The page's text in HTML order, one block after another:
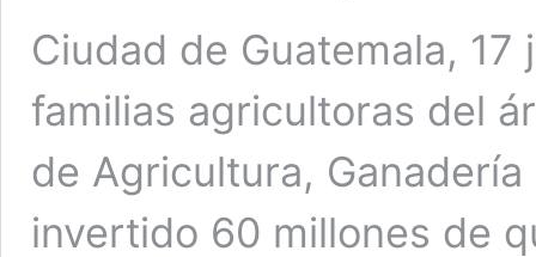
Ciudad de Guatemala, 17
familias agricultoras del
de Agricultura,
invertido 60 millones de